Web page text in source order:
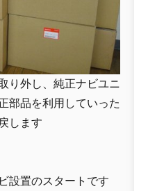
り外し、純正ナビユニ
部品を利用していった
します
設置のスタートです